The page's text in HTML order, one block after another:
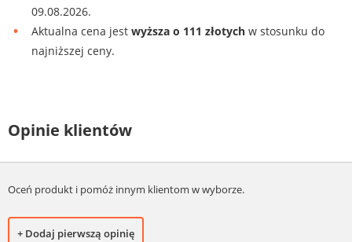
09.08.2026.
Aktualna cena jest wyższa o 111 złotych w stosunku do
najniższej ceny.
Opinie klientów
Oceń produkt i pomóż innym klientom w wyborze.
+ Dodaj pierwszą opinię